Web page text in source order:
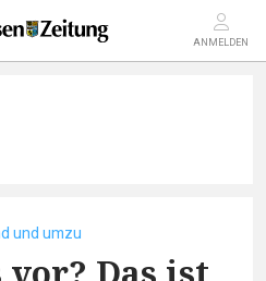
ANMELDEN
und umzu